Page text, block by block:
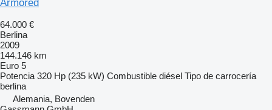
Armored
64.000 €
Berlina
2009
144.146 km
Euro 5
Potencia 320 Hp (235 kW) Combustible diésel Tipo de carrocería
berlina
Alemania, Bovenden